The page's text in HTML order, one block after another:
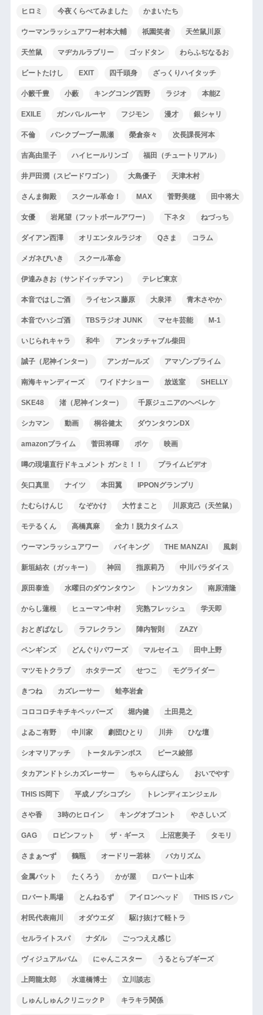
ヒロミ 今夜くらべてみました かまいたち
ウーマンラッシュアワー村本大輔 祇園笑者 天竺鼠川原
天竺鼠 マヂカルラブリー ゴッドタン わらふぢなるお
ビートたけし EXIT 四千頭身 ざっくりハイタッチ
小籔千豊 小藪 キングコング西野 ラジオ 本能Z
EXILE ガンバレルーヤ フジモン 漫才 銀シャリ
不倫 パンクブーブー黒瀬 榮倉奈々 次長課長河本
吉高由里子 ハイヒールリンゴ 福田（チュートリアル）
井戸田潤（スピードワゴン） 大島優子 天津木村
さんま御殿 スクール革命！ MAX 菅野美穂 田中将大
女優 岩尾望（フットボールアワー） 下ネタ ねづっち
ダイアン西澤 オリエンタルラジオ Qさま コラム
メガネびいき スクール革命
伊達みきお（サンドイッチマン） テレビ東京
本音ではしご酒 ライセンス藤原 大泉洋 青木さやか
本音でハシゴ酒 TBSラジオ JUNK マセキ芸能 M-1
いじられキャラ 和牛 アンタッチャブル柴田
誠子（尼神インター） アンガールズ アマゾンプライム
南海キャンディーズ ワイドナショー 放送室 SHELLY
SKE48 渚（尼神インター） 千原ジュニアのヘベレケ
シカマン 動画 桐谷健太 ダウンタウンDX
amazonプライム 菅田将暉 ボケ 映画
噂の現場直行ドキュメント ガンミ！！ プライムビデオ
矢口真里 ナイツ 本田翼 IPPONグランプリ
たむらけんじ なぞかけ 大竹まこと 川原克己（天竺鼠）
モテるくん 高橋真麻 全力！脱力タイムス
ウーマンラッシュアワー バイキング THE MANZAI 風刺
新垣結衣（ガッキー） 神回 指原莉乃 中川パラダイス
原田泰造 水曜日のダウンタウン トンツカタン 南原清隆
からし蓮根 ヒューマン中村 完熟フレッシュ 学天即
おとぎばなし ラフレクラン 陣内智則 ZAZY
ペンギンズ どんぐりパワーズ マルセイユ 田中上野
マツモトクラブ ホタテーズ せつこ モグライダー
きつね カズレーサー 蛙亭岩倉
コロコロチキチキペッパーズ 堀内健 土田晃之
よゐこ有野 中川家 劇団ひとり 川井 ひな壇
シオマリアッチ トータルテンボス ピース綾部
タカアンドトシ.カズレーサー ちゃらんぽらん おいでやす
THIS IS岡下 平成ノブシコブシ トレンディエンジェル
さや香 3時のヒロイン キングオブコント やさしいズ
GAG ロビンフット ザ・ギース 上沼恵美子 タモリ
さまぁ〜ず 鶴瓶 オードリー若林 バカリズム
金属バット たくろう かが屋 ロバート山本
ロバート馬場 とんねるず アイロンヘッド THIS IS パン
村民代表南川 オダウエダ 駆け抜けて軽トラ
セルライトスパ ナダル ごっつええ感じ
ヴィジュアルバム にゃんこスター うるとらブギーズ
上岡龍太郎 水道橋博士 立川談志
しゅんしゅんクリニックＰ キラキラ関係